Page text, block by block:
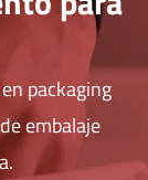
packaging
embalaje